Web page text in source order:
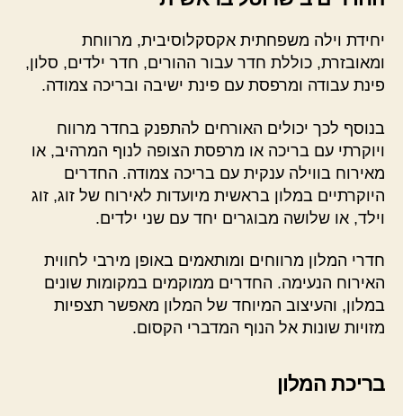
יחידת וילה משפחתית אקסקלוסיבית, מרווחת
ומאובזרת, כוללת חדר עבור ההורים, חדר ילדים, סלון,
פינת עבודה ומרפסת עם פינת ישיבה ובריכה צמודה.
בנוסף לכך יכולים האורחים להתפנק בחדר מרווח
ויוקרתי עם בריכה או מרפסת הצופה לנוף המרהיב, או
מאירוח בווילה ענקית עם בריכה צמודה. החדרים
היוקרתיים במלון בראשית מיועדות לאירוח של זוג, זוג
וילד, או שלושה מבוגרים יחד עם שני ילדים.
חדרי המלון מרווחים ומותאמים באופן מירבי לחווית
האירוח הנעימה. החדרים ממוקמים במקומות שונים
במלון, והעיצוב המיוחד של המלון מאפשר תצפיות
מזויות שונות אל הנוף המדברי הקסום.
בריכת המלון